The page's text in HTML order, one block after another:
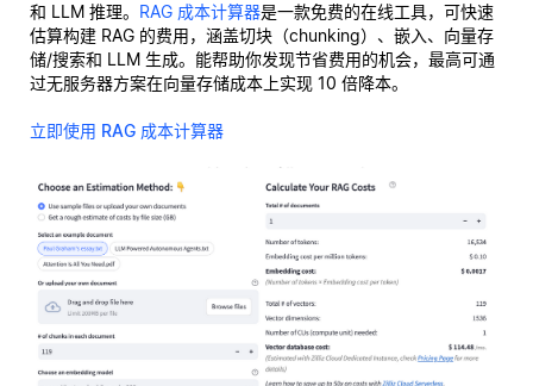
和 LLM 推理。 RAG 成本计算器是一款免费的在线工具，可快速
估算构建 RAG 的费用，涵盖切块（chunking）、嵌入、向量存
储/搜索和 LLM 生成。能帮助你发现节省费用的机会，最高可通
过无服务器方案在向量存储成本上实现 10 倍降本。
立即使用 RAG 成本计算器